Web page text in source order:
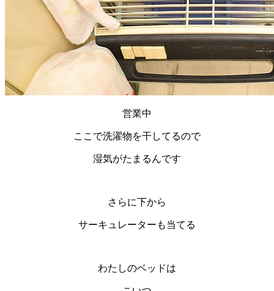
営業中
ここで洗濯物を干してるので
湿気がたまるんです
さらに下から
サーキュレーターも当てる
わたしのベッドは